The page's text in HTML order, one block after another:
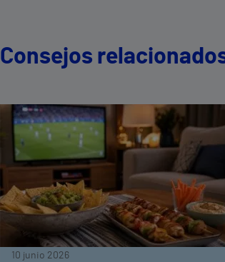
Consejos
10 junio 2026